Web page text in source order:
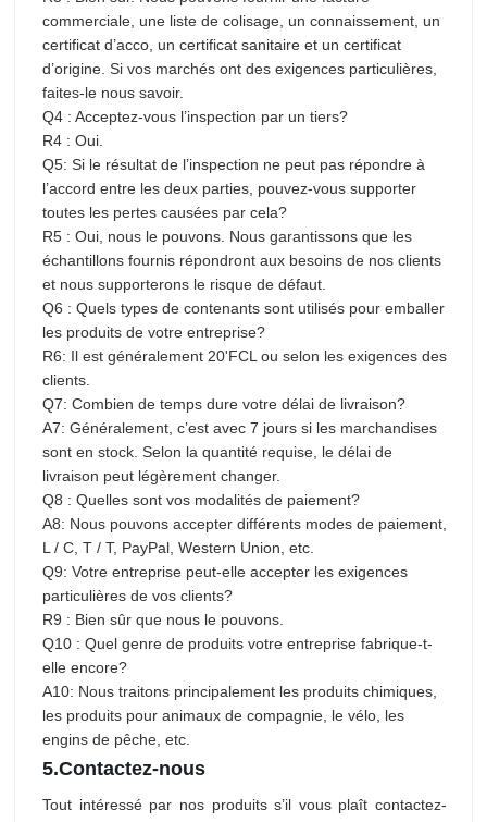
commerciale, une liste de colisage, un connaissement, un
certificat d’acco, un certificat sanitaire et un certificat
d’origine. Si vos marchés ont des exigences particulières,
faites-le nous savoir.
Q4 : Acceptez-vous l’inspection par un tiers?
R4 : Oui.
Q5: Si le résultat de l’inspection ne peut pas répondre à
l’accord entre les deux parties, pouvez-vous supporter
toutes les pertes causées par cela?
R5 : Oui, nous le pouvons. Nous garantissons que les
échantillons fournis répondront aux besoins de nos clients
et nous supporterons le risque de défaut.
Q6 : Quels types de contenants sont utilisés pour emballer
les produits de votre entreprise?
R6: Il est généralement 20'FCL ou selon les exigences des
clients.
Q7: Combien de temps dure votre délai de livraison?
A7: Généralement, c’est avec 7 jours si les marchandises
sont en stock. Selon la quantité requise, le délai de
livraison peut légèrement changer.
Q8 : Quelles sont vos modalités de paiement?
A8: Nous pouvons accepter différents modes de paiement,
L / C, T / T, PayPal, Western Union, etc.
Q9: Votre entreprise peut-elle accepter les exigences
particulières de vos clients?
R9 : Bien sûr que nous le pouvons.
Q10 : Quel genre de produits votre entreprise fabrique-t-
elle encore?
A10: Nous traitons principalement les produits chimiques,
les produits pour animaux de compagnie, le vélo, les
engins de pêche, etc.
5.Contactez-nous
Tout intéressé par nos produits s’il vous plaît contactez-